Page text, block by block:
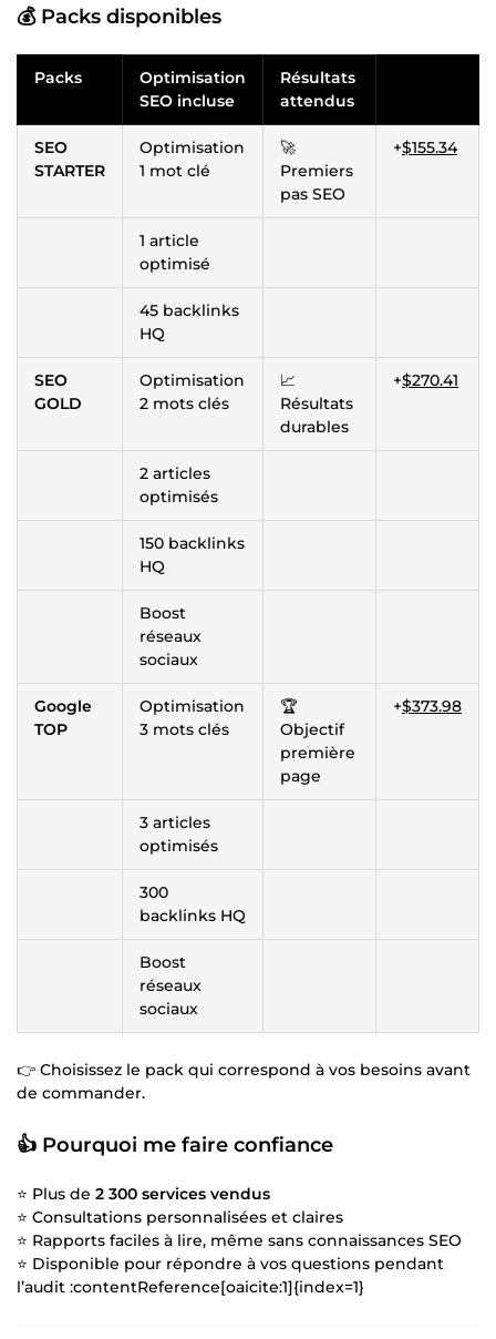
💰 Packs disponibles
Packs
Optimisation
SEO incluse
Résultats
attendus
SEO
STARTER
Optimisation
1 mot clé
🚀
Premiers
pas SEO
+$155.34
1 article
optimisé
45 backlinks
HQ
SEO
GOLD
Optimisation
2 mots clés
📈
Résultats
durables
+$270.41
2 articles
optimisés
150 backlinks
HQ
Boost
réseaux
sociaux
Google
TOP
Optimisation
3 mots clés
🏆
Objectif
première
page
+$373.98
3 articles
optimisés
300
backlinks HQ
Boost
réseaux
sociaux
👉 Choisissez le pack qui correspond à vos besoins avant
de commander.
👍 Pourquoi me faire confiance
⭐ Plus de 2 300 services vendus
⭐ Consultations personnalisées et claires
⭐ Rapports faciles à lire, même sans connaissances SEO
⭐ Disponible pour répondre à vos questions pendant
l’audit :contentReference[oaicite:1]{index=1}